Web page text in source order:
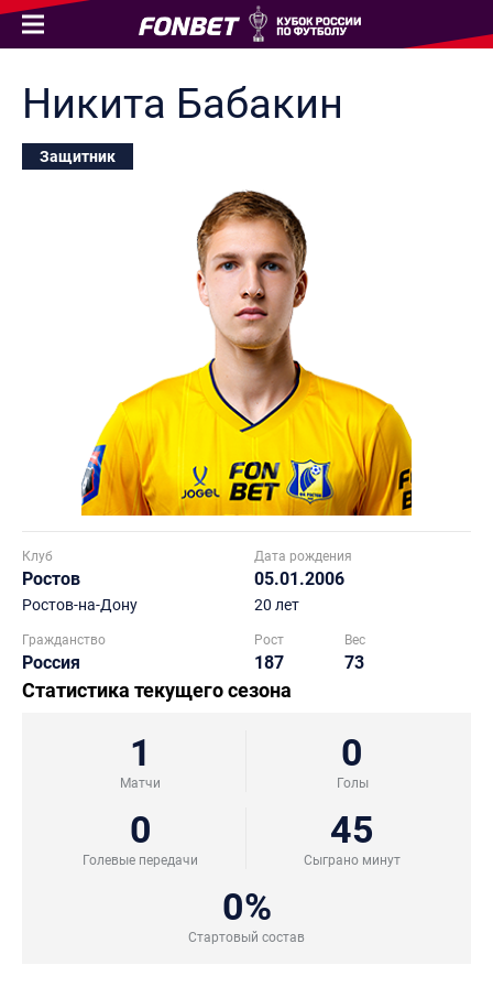
Никита Бабакин
Защитник
Клуб
Ростов
Ростов-на-Дону
Дата рождения
05.01.2006
20 лет
Гражданство
Россия
Рост
187
Вес
73
Статистика текущего сезона
1
Матчи
0
Голы
0
Голевые передачи
45
Сыграно минут
0%
Стартовый состав